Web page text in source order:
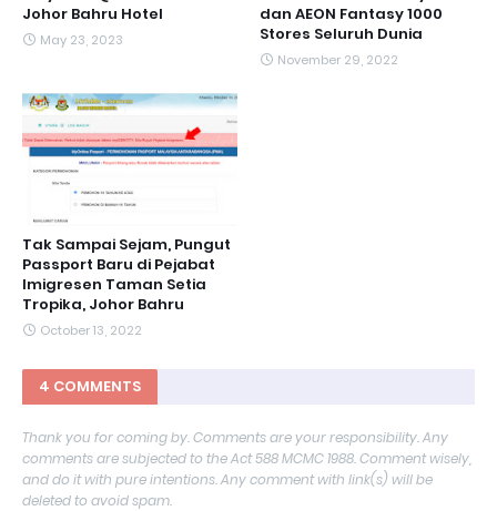
Johor Bahru Hotel
May 23, 2023
dan AEON Fantasy 1000
Stores Seluruh Dunia
November 29, 2022
Tak Sampai Sejam, Pungut
Passport Baru di Pejabat
Imigresen Taman Setia
Tropika, Johor Bahru
October 13, 2022
4 COMMENTS
Thank you for coming by. Comments are your responsibility. Any
comments are subjected to the Act 588 MCMC 1988. Comment wisely,
and do it with pure intentions. Any comment with link(s) will be
deleted to avoid spam.